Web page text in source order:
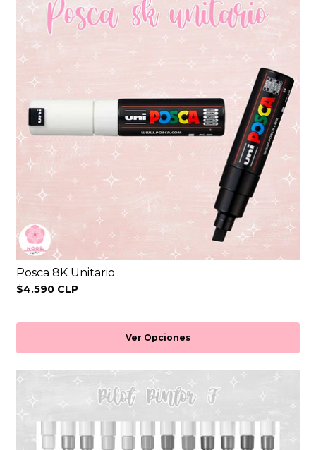
Posca 8K Unitario
$4.590 CLP
Ver Opciones